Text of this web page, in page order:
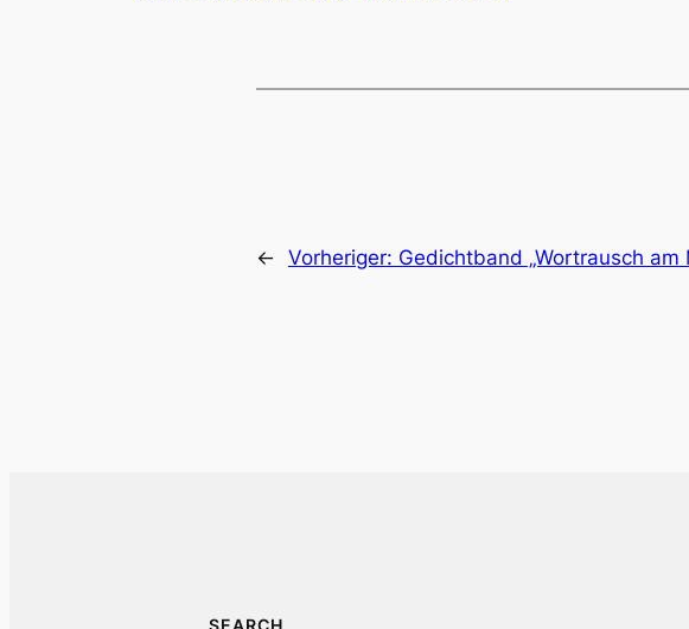
← Vorheriger: Gedichtband „Wortrausch am